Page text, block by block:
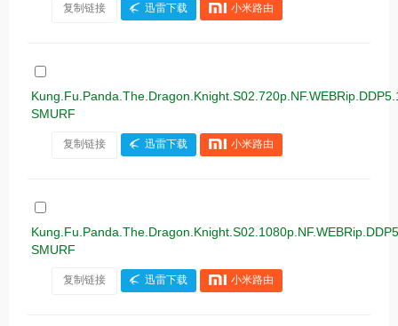
复制链接 迅雷下载 小米路由
SMURF
复制链接 迅雷下载 小米路由
SMURF
复制链接 迅雷下载 小米路由